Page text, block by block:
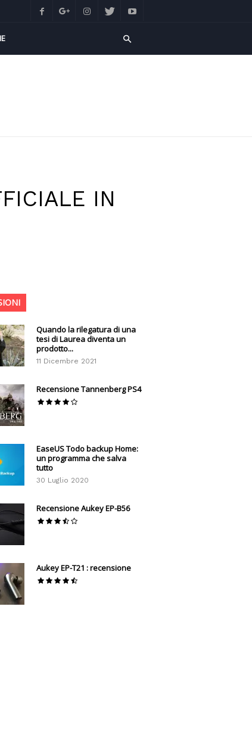
IN
Quando la rilegatura di una
tesi di Laurea diventa un
prodotto...
11 Dicembre 2021
Recensione Tannenberg PS4
EaseUS Todo backup Home:
un programma che salva
tutto
30 Luglio 2020
Recensione Aukey EP-B56
Aukey EP-T21 : recensione